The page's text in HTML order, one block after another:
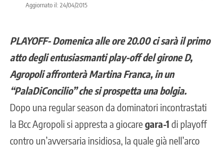
Aggiornato il: 24/04/2015
PLAYOFF- Domenica alle ore 20.00 ci sarà il primo
atto degli entusiasmanti play-off del girone D,
Agropoli affronterà Martina Franca, in un
“PalaDiConcilio” che si prospetta una bolgia.
Dopo una regular season da dominatori incontrastati
la Bcc Agropoli si appresta a giocaregara-1 di playoff
contro un’avversaria insidiosa, la quale già nell’arco